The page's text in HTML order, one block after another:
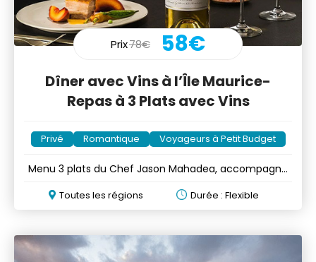
Prix78€ 58€
Dîner avec Vins à l’Île Maurice-
Repas à 3 Plats avec Vins
Privé Romantique Voyageurs à Petit Budget
Menu 3 plats du Chef Jason Mahadea, accompagné
Toutes les régions Durée : Flexible